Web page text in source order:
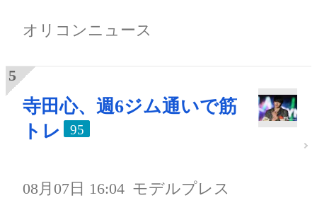
オリコンニュース
寺田心、週6ジム通いで筋
トレ
95
08月07日 16:04 モデルプレス